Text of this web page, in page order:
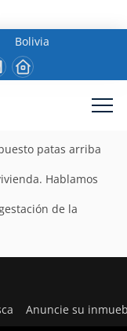
Bolivia
patas arriba
Hablamos
de la
Anuncie su